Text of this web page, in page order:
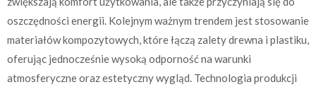
oszczędności energii. Kolejnym ważnym trendem jest stosowanie
materiałów kompozytowych, które łączą zalety drewna i plastiku,
oferując jednocześnie wysoką odporność na warunki
atmosferyczne oraz estetyczny wygląd. Technologia produkcji